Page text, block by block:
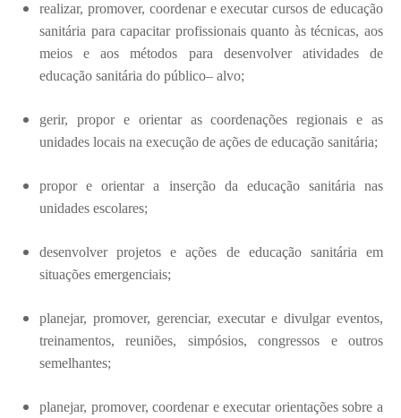
realizar, promover, coordenar e executar cursos de educação
sanitária para capacitar profissionais quanto às técnicas, aos
meios e aos métodos para desenvolver atividades de
educação sanitária do público– alvo;
gerir, propor e orientar as coordenações regionais e as
unidades locais na execução de ações de educação sanitária;
propor e orientar a inserção da educação sanitária nas
unidades escolares;
desenvolver projetos e ações de educação sanitária em
situações emergenciais;
planejar, promover, gerenciar, executar e divulgar eventos,
treinamentos, reuniões, simpósios, congressos e outros
semelhantes;
planejar, promover, coordenar e executar orientações sobre a